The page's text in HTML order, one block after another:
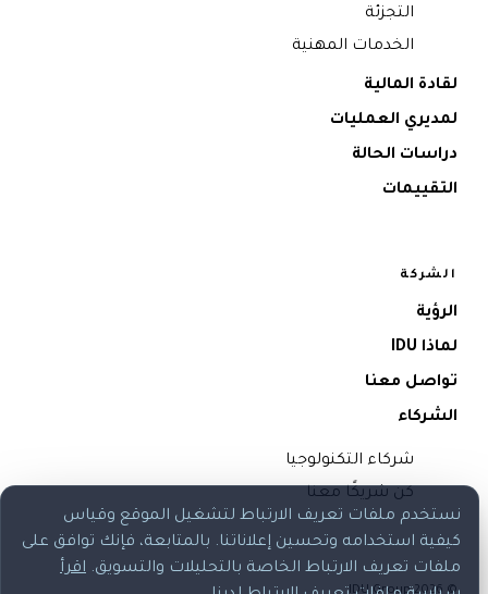
التجزئة
الخدمات المهنية
لقادة المالية
لمديري العمليات
دراسات الحالة
التقييمات
الشركة
الرؤية
لماذا IDU
تواصل معنا
الشركاء
شركاء التكنولوجيا
كن شريكًا معنا
© 2026 IDU Group
نستخدم ملفات تعريف الارتباط لتشغيل الموقع وقياس
كيفية استخدامه وتحسين إعلاناتنا. بالمتابعة، فإنك توافق على
ملفات تعريف الارتباط الخاصة بالتحليلات والتسويق. اقرأ